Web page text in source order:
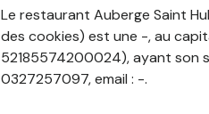
Le restaurant Auberge Saint
des cookies) est une -, au
52185574200024), ayant son
0327257097, email : -.